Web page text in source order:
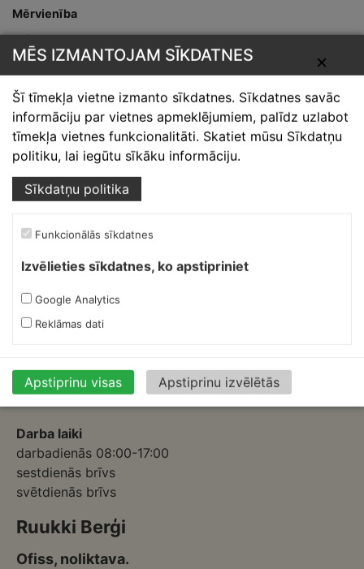
Mērvienība
gab
Detaļas garums,
L-2000
Izmēģinātāju iela 1a,
E-pasts:skardnieksm@skardnieciba.lv
Darba laiki
darbadienās 08:00-17:00
sestdienās brīvs
svētdienās brīvs
Ruukki Berģi
Ofiss, noliktava.
✕
MĒS IZMANTOJAM SĪKDATNES
Šī tīmekļa vietne izmanto sīkdatnes. Sīkdatnes savāc
informāciju par vietnes apmeklējumiem, palīdz uzlabot
tīmekļa vietnes funkcionalitāti. Skatiet mūsu Sīkdatņu
politiku, lai iegūtu sīkāku informāciju.
Sīkdatņu politika
Funkcionālās sīkdatnes
Izvēlieties sīkdatnes, ko apstipriniet
Google Analytics
Reklāmas dati
Apstiprinu visas Apstiprinu izvēlētās